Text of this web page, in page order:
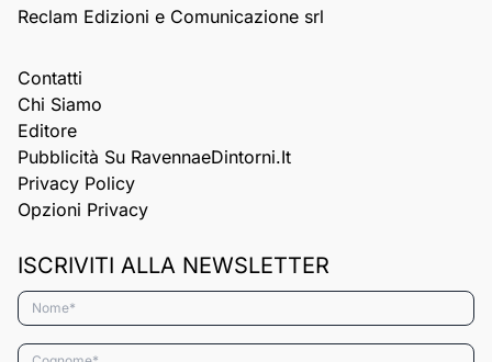
Reclam Edizioni e Comunicazione srl
Contatti
Chi Siamo
Editore
Pubblicità Su RavennaeDintorni.it
Privacy Policy
Opzioni Privacy
ISCRIVITI ALLA NEWSLETTER
Nome*
Cognome*